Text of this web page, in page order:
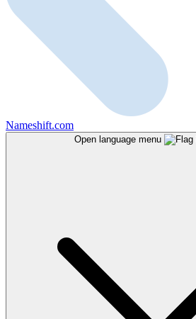
Nameshift.com
Open language menu